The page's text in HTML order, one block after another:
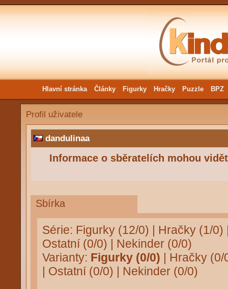
Hlavní stránka Články Figurky Hračky Puzzle BPZ
Profil uživatele
dandulinaa
Informace o sběratelích mohou
Sbírka
Série: Figurky (12/0) | Hračky (1/0)
Ostatní (0/0) | Nekinder (0/0)
Varianty: Figurky (0/0) | Hračky (0/
| Ostatní (0/0) | Nekinder (0/0)